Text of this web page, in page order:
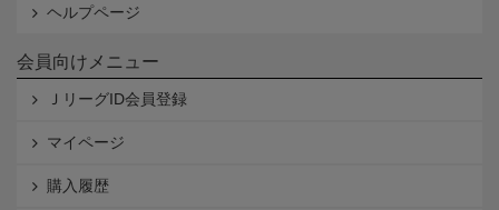
ヘルプページ
会員向けメニュー
ＪリーグID会員登録
マイページ
購入履歴